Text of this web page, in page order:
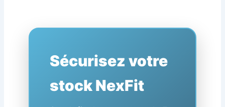
Sécurisez votre
stock NexFit